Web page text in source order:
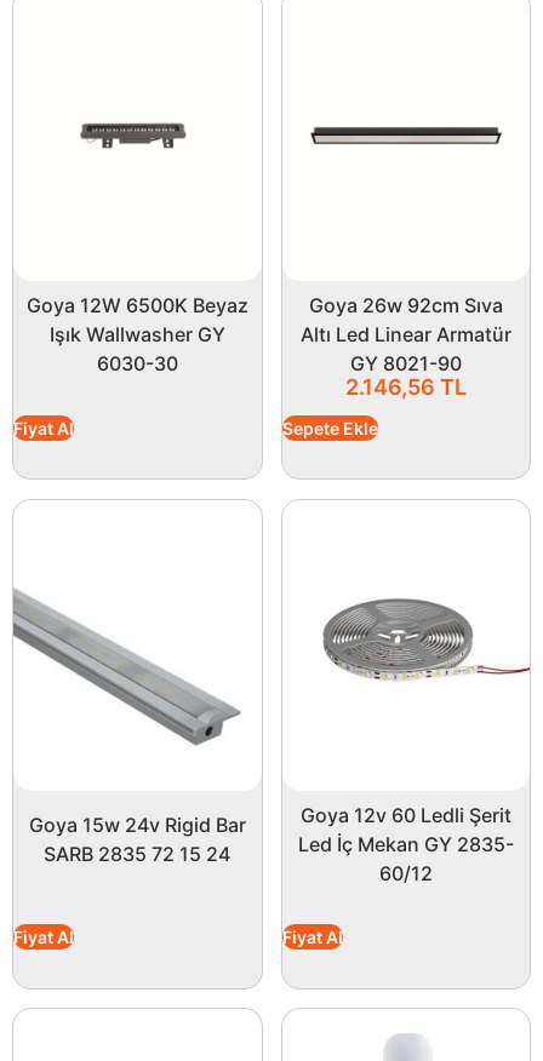
Goya 12W 6500K Beyaz
Işık Wallwasher GY
6030-30
Fiyat Al
Goya 26w 92cm Sıva
Altı Led Linear Armatür
GY 8021-90
2.146,56 TL
Sepete Ekle
Goya 15w 24v Rigid Bar
SARB 2835 72 15 24
Fiyat Al
Goya 12v 60 Ledli Şerit
Led İç Mekan GY 2835-
60/12
Fiyat Al